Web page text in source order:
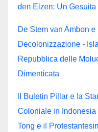
den Elzen: Un
De Stem van Ambon
Decolonizzazione -
Repubblica delle
Dimenticata
Il Buletin Pillar e la
Coloniale in Indonesia
Tong e il